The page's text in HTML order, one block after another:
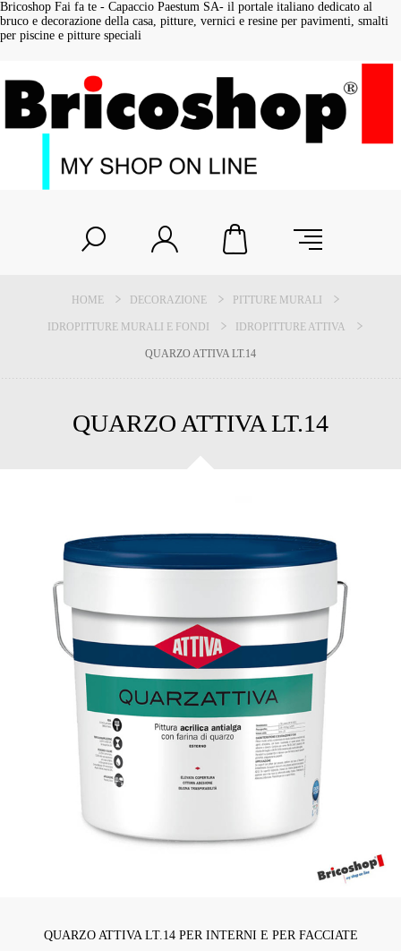
Bricoshop Fai fa te - Capaccio Paestum SA- il portale italiano dedicato al
bruco e decorazione della casa, pitture, vernici e resine per pavimenti, smalti
per piscine e pitture speciali
HOME DECORAZIONE PITTURE MURALI
IDROPITTURE MURALI E FONDI IDROPITTURE ATTIVA
QUARZO ATTIVA LT.14
QUARZO ATTIVA LT.14
QUARZO ATTIVA LT.14 PER INTERNI E PER FACCIATE